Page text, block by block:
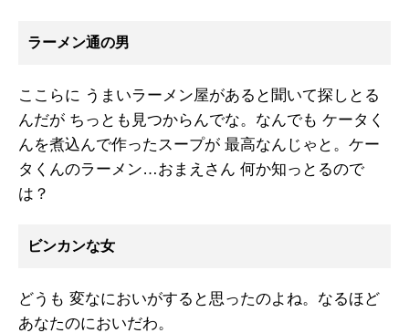
ラーメン通の男
ここらに うまいラーメン屋があると聞いて探しとる
んだが ちっとも見つからんでな。なんでも ケータく
んを煮込んで作ったスープが 最高なんじゃと。ケー
タくんのラーメン…おまえさん 何か知っとるので
は？
ビンカンな女
どうも 変なにおいがすると思ったのよね。なるほど
あなたのにおいだわ。